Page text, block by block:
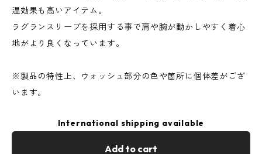
温効果も高いアイテム。
ラグランスリーブを採用する事で肩や腕が動かしやすく着心
地がより良くなっています。
※製品の特性上、ウォッシュ部分の色や箇所に個体差がござ
います。
International shipping available
Add to cart